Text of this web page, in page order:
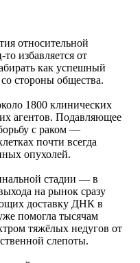
относительной
избавляется от
как успешный
стороны общества.
1800 клинических
агентов. Подавляющее
с раком —
почти всегда
опухолей.
стадии — в
на рынок сразу
доставку ДНК в
помогла тысячам
тяжёлых недугов от
слепоты.